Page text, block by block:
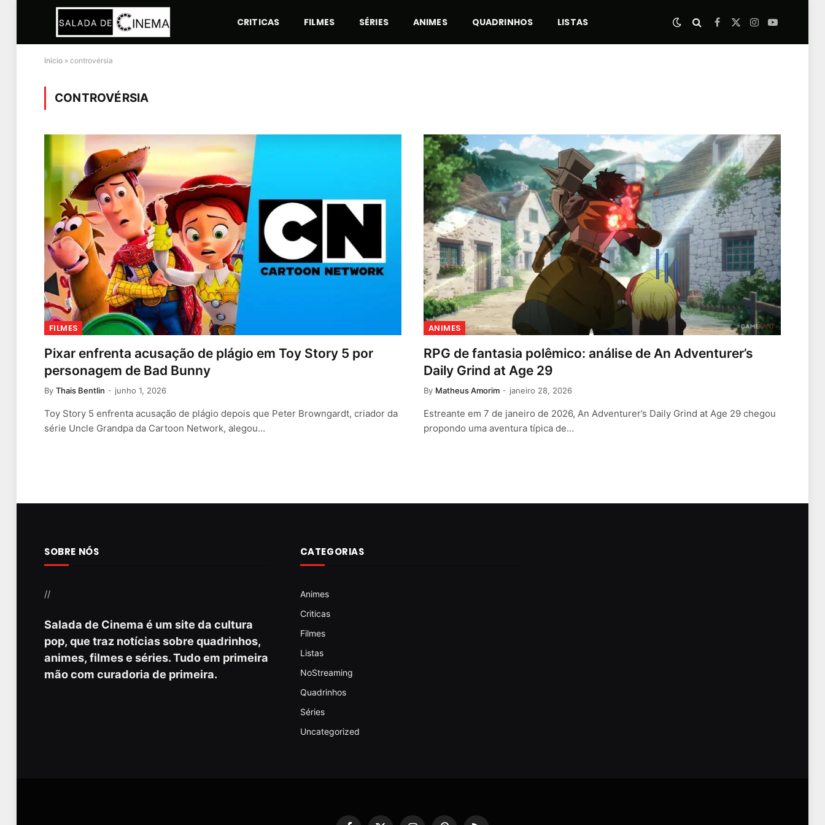
CRITICAS FILMES SÉRIES ANIMES QUADRINHOS LISTAS Facebook
X
Instagram
YouTube
Início » controvérsia
CONTROVÉRSIA
FILMES
Pixar enfrenta acusação de plágio em Toy Story 5 por
personagem de Bad Bunny
By Thais Bentlin junho 1, 2026
Toy Story 5 enfrenta acusação de plágio depois que Peter Browngardt, criador da
série Uncle Grandpa da Cartoon Network, alegou…
ANIMES
RPG de fantasia polêmico: análise de An Adventurer’s
Daily Grind at Age 29
By Matheus Amorim janeiro 28, 2026
Estreante em 7 de janeiro de 2026, An Adventurer’s Daily Grind at Age 29 chegou
propondo uma aventura típica de…
SOBRE NÓS
//
Salada de Cinema é um site da cultura
pop, que traz notícias sobre quadrinhos,
animes, filmes e séries. Tudo em primeira
mão com curadoria de primeira.
CATEGORIAS
Animes
Criticas
Filmes
Listas
NoStreaming
Quadrinhos
Séries
Uncategorized